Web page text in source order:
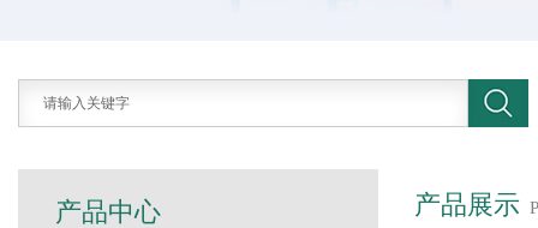
产品展示
产品中心